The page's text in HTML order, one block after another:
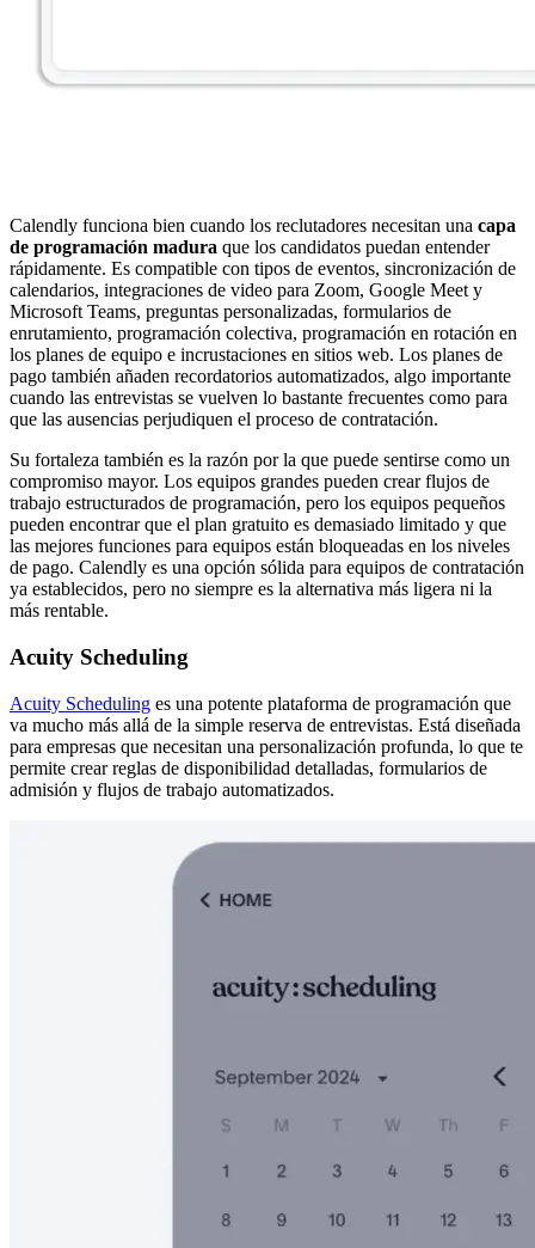
Calendly funciona bien cuando los reclutadores necesitan una capa
de programación madura que los candidatos puedan entender
rápidamente. Es compatible con tipos de eventos, sincronización de
calendarios, integraciones de video para Zoom, Google Meet y
Microsoft Teams, preguntas personalizadas, formularios de
enrutamiento, programación colectiva, programación en rotación en
los planes de equipo e incrustaciones en sitios web. Los planes de
pago también añaden recordatorios automatizados, algo importante
cuando las entrevistas se vuelven lo bastante frecuentes como para
que las ausencias perjudiquen el proceso de contratación.
Su fortaleza también es la razón por la que puede sentirse como un
compromiso mayor. Los equipos grandes pueden crear flujos de
trabajo estructurados de programación, pero los equipos pequeños
pueden encontrar que el plan gratuito es demasiado limitado y que
las mejores funciones para equipos están bloqueadas en los niveles
de pago. Calendly es una opción sólida para equipos de contratación
ya establecidos, pero no siempre es la alternativa más ligera ni la
más rentable.
Acuity Scheduling
Acuity Scheduling es una potente plataforma de programación que
va mucho más allá de la simple reserva de entrevistas. Está diseñada
para empresas que necesitan una personalización profunda, lo que te
permite crear reglas de disponibilidad detalladas, formularios de
admisión y flujos de trabajo automatizados.